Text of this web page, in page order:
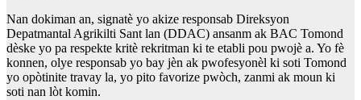
Nan dokiman an, signatè yo akize responsab Direksyon
Depatmantal Agrikilti Sant lan (DDAC) ansanm ak BAC Tomond
dèske yo pa respekte kritè rekritman ki te etabli pou pwojè a. Yo fè
konnen, olye responsab yo bay jèn ak pwofesyonèl ki soti Tomond
yo opòtinite travay la, yo pito favorize pwòch, zanmi ak moun ki
soti nan lòt komin.